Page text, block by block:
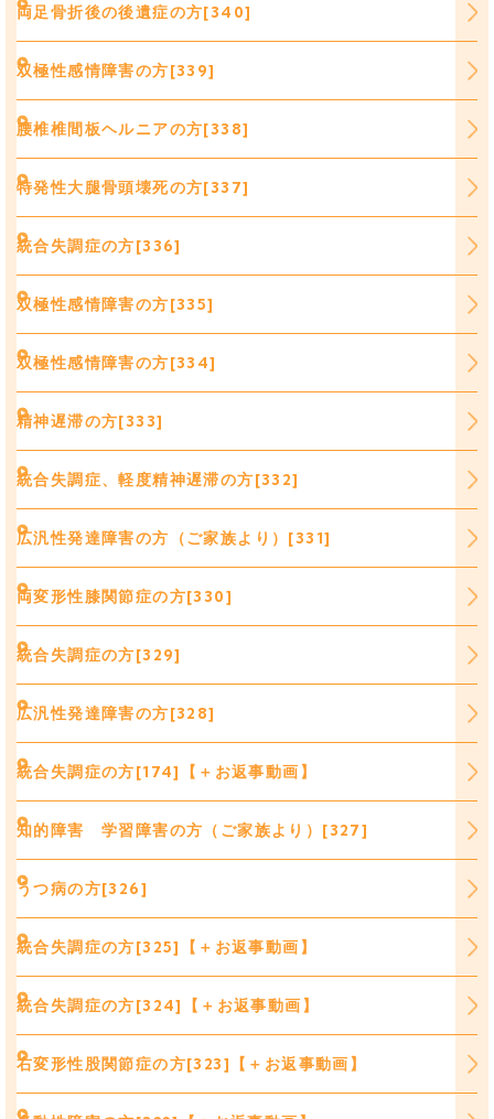
両足骨折後の後遺症の方[340]
双極性感情障害の方[339]
腰椎椎間板ヘルニアの方[338]
特発性大腿骨頭壊死の方[337]
統合失調症の方[336]
双極性感情障害の方[335]
双極性感情障害の方[334]
精神遅滞の方[333]
統合失調症、軽度精神遅滞の方[332]
広汎性発達障害の方（ご家族より）[331]
両変形性膝関節症の方[330]
統合失調症の方[329]
広汎性発達障害の方[328]
統合失調症の方[174]【＋お返事動画】
知的障害 学習障害の方（ご家族より）[327]
うつ病の方[326]
統合失調症の方[325]【＋お返事動画】
統合失調症の方[324]【＋お返事動画】
右変形性股関節症の方[323]【＋お返事動画】